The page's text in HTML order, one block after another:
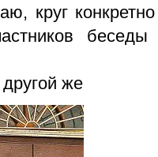
круг
же